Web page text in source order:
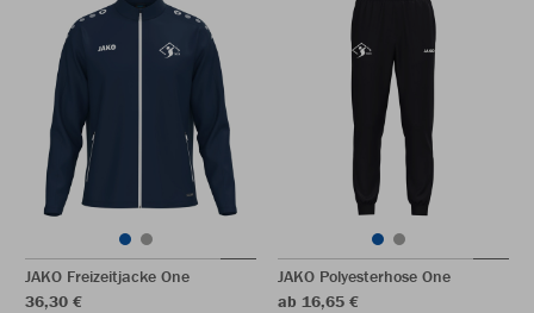
JAKO Freizeitjacke One
36,30 €
JAKO Polyesterhose One
ab 16,65 €